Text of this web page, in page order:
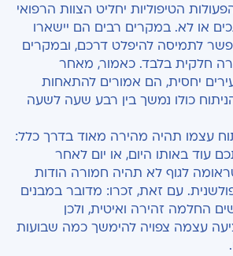
הטיפוליות יחליט הצוות הרפואי
או לא. במקרים רבים הם יישארו
לתמיסה להיפלט דרכם, ובמקרים
חלקית בלבד. כאמור, מאחר
יחסית, הם אמורים להתאחות
כולו נמשך בין רבע שעה לשעה
עצמו תהיה מהירה מאוד בדרך כלל:
עוד באותו היום, או יום לאחר
לגוף לא תהיה חמורה הודות
עם זאת, זכרו: מדובר במבנים
החלמה זהירה ואיטית, ולכן
עצמה צפויה להימשך כמה שבועות